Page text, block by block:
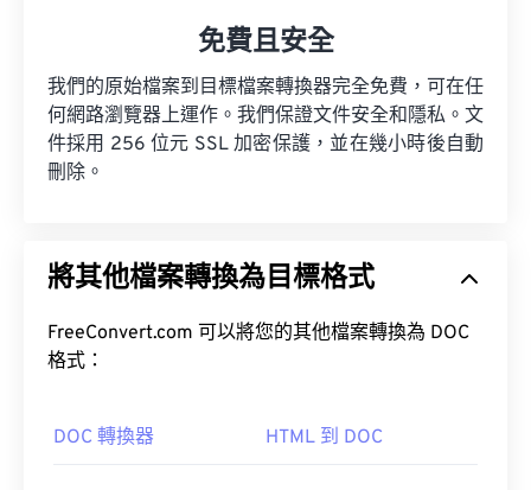
免費且安全
我們的原始檔案到目標檔案轉換器完全免費，可在任
何網路瀏覽器上運作。我們保證文件安全和隱私。文
件採用 256 位元 SSL 加密保護，並在幾小時後自動
刪除。
將其他檔案轉換為目標格式
FreeConvert.com 可以將您的其他檔案轉換為 DOC
格式：
DOC 轉換器 HTML 到 DOC